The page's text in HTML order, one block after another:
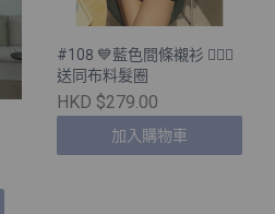
#108 💙藍色間條襯衫 💁🏻‍♀️
送同布料髮圈
HKD $279.00
加入購物車